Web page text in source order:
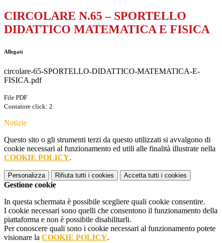
CIRCOLARE N.65 – SPORTELLO
DIDATTICO MATEMATICA E FISICA
Allegati
circolare-65-SPORTELLO-DIDATTICO-MATEMATICA-E-
FISICA.pdf
File PDF
Contatore click: 2
Notizie
Questo sito o gli strumenti terzi da questo utilizzati si avvalgono di
cookie necessari al funzionamento ed utili alle finalità illustrate nella
COOKIE POLICY.
Personalizza Rifiuta tutti i cookies Accetta tutti i cookies
Gestione cookie
In questa schermata è possibile scegliere quali cookie consentire.
I cookie necessari sono quelli che consentono il funzionamento della
piattaforma e non è possibile disabilitarli.
Per conoscere quali sono i cookie necessari al funzionamento potete
visionare la COOKIE POLICY.